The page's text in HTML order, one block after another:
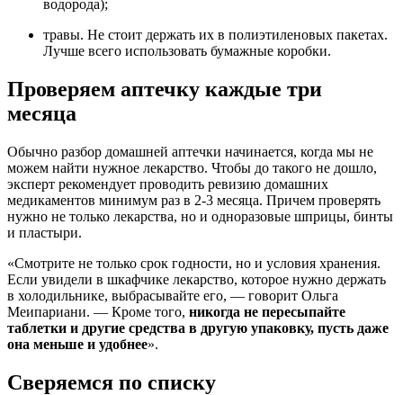
водорода);
травы. Не стоит держать их в полиэтиленовых пакетах.
Лучше всего использовать бумажные коробки.
Проверяем аптечку каждые три
месяца
Обычно разбор домашней аптечки начинается, когда мы не
можем найти нужное лекарство. Чтобы до такого не дошло,
эксперт рекомендует проводить ревизию домашних
медикаментов минимум раз в 2-3 месяца. Причем проверять
нужно не только лекарства, но и одноразовые шприцы, бинты
и пластыри.
«Смотрите не только срок годности, но и условия хранения.
Если увидели в шкафчике лекарство, которое нужно держать
в холодильнике, выбрасывайте его, — говорит Ольга
Меипариани. — Кроме того, никогда не пересыпайте
таблетки и другие средства в другую упаковку, пусть даже
она меньше и удобнее».
Сверяемся по списку